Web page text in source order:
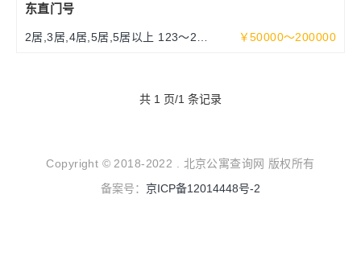
东直门号
2居,3居,4居,5居,5居以上 123～252
￥50000～200000
共 1 页/1 条记录
Copyright © 2018-2022 . 北京公寓查询网 版权所有
备案号： 京ICP备12014448号-2